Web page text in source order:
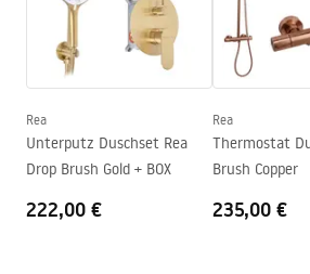
Glasfarbe
Seria
Bler
Kabinenrichtung
Garantie
Rea
Unterputz Duschset Rea
Drop Brush Gold + BOX
222,00 €
Rea
Thermostat
Brush Copper
235,00 €